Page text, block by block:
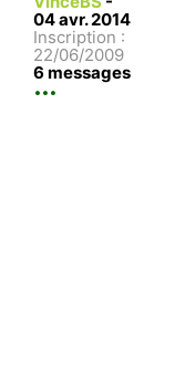
04 avr. 2014
Inscription :
22/06/2009
6 messages